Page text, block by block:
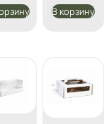
В корзину